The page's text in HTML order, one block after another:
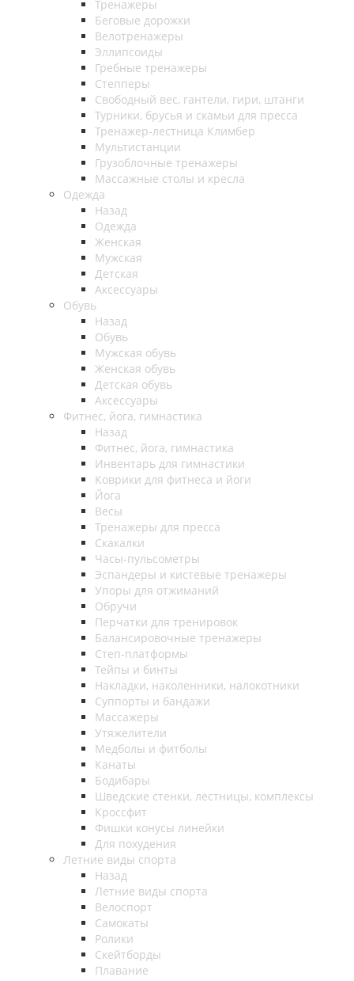
Тренажеры
Беговые дорожки
Велотренажеры
Эллипсоиды
Гребные тренажеры
Степперы
Свободный вес, гантели, гири, штанги
Турники, брусья и скамьи для пресса
Тренажер-лестница Климбер
Мультистанции
Грузоблочные тренажеры
Массажные столы и кресла
Одежда
Назад
Одежда
Женская
Мужская
Детская
Аксессуары
Обувь
Назад
Обувь
Мужская обувь
Женская обувь
Детская обувь
Аксессуары
Фитнес, йога, гимнастика
Назад
Фитнес, йога, гимнастика
Инвентарь для гимнастики
Коврики для фитнеса и йоги
Йога
Весы
Тренажеры для пресса
Скакалки
Часы-пульсометры
Эспандеры и кистевые тренажеры
Упоры для отжиманий
Обручи
Перчатки для тренировок
Балансировочные тренажеры
Степ-платформы
Тейпы и бинты
Накладки, наколенники, налокотники
Суппорты и бандажи
Массажеры
Утяжелители
Медболы и фитболы
Канаты
Бодибары
Шведские стенки, лестницы, комплексы
Кроссфит
Фишки конусы линейки
Для похудения
Летние виды спорта
Назад
Летние виды спорта
Велоспорт
Самокаты
Ролики
Скейтборды
Плавание